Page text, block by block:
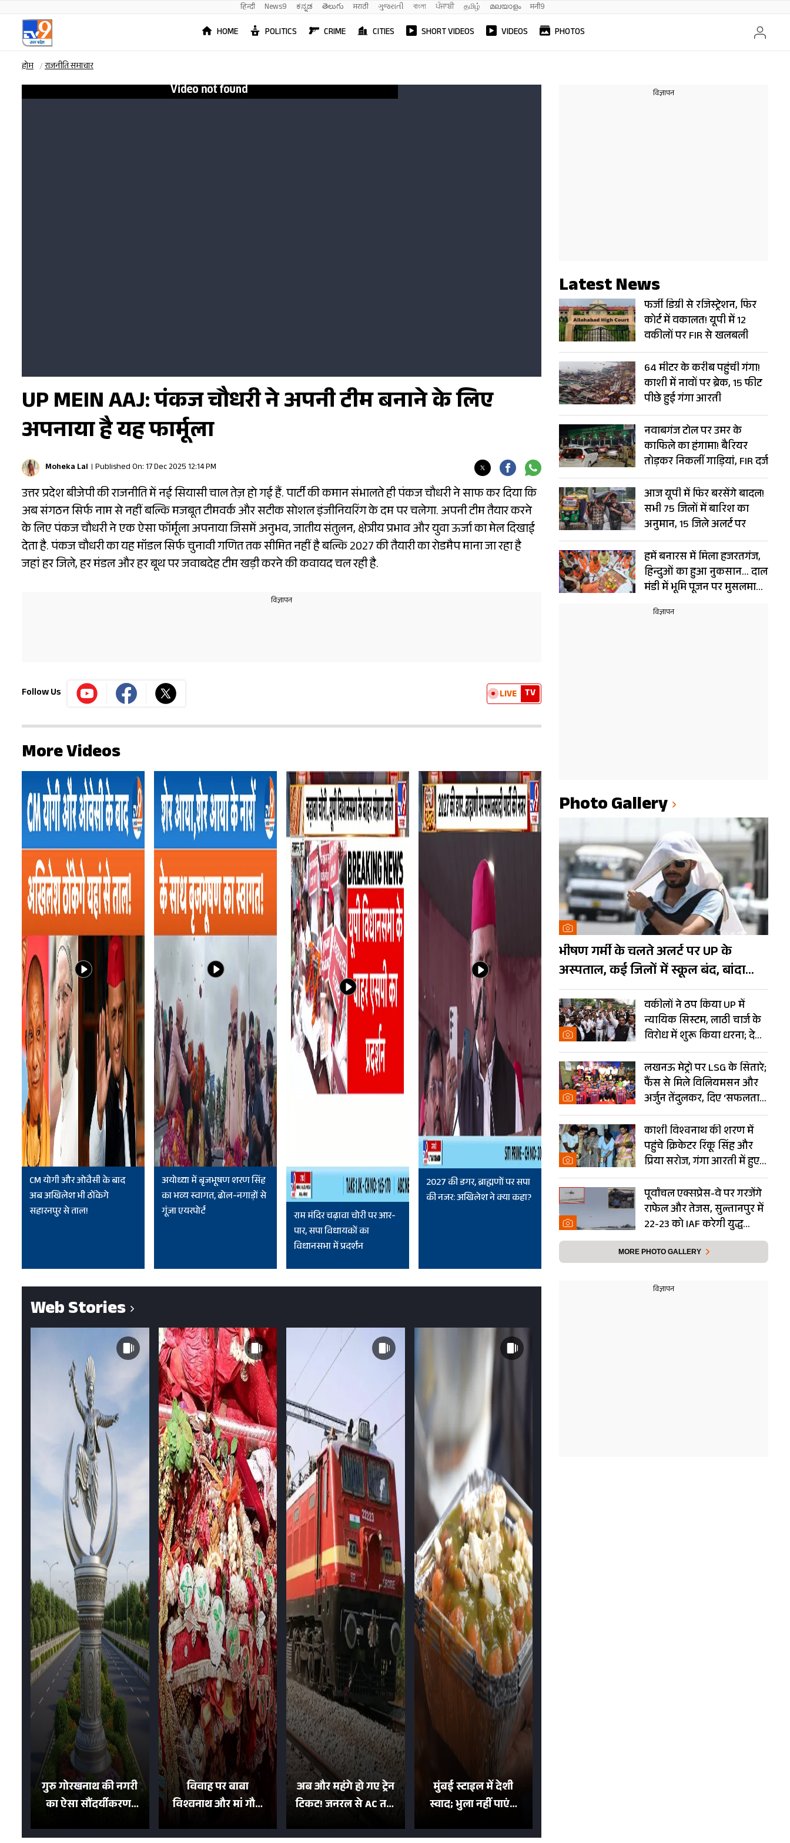
हिन्दी News9 ಕನ್ನಡ తెలుగు मराठी ગુજરાતી বাংলা ਪੰਜਾਬੀ தமிழ் മലയാളം मनी9
HOME POLITICS CRIME CITIES SHORT VIDEOS VIDEOS PHOTOS
होम राजनीति समाचार
UP MEIN AAJ: पंकज चौधरी ने अपनी टीम बनाने के लिए
अपनाया है यह फार्मूला
Moheka Lal Published On: 17 Dec 2025 12:14 PM
उत्तर प्रदेश बीजेपी की राजनीति में नई सियासी चाल तेज़ हो गई हैं. पार्टी की कमान संभालते ही पंकज चौधरी ने साफ कर दिया कि
अब संगठन सिर्फ नाम से नहीं बल्कि मजबूत टीमवर्क और सटीक सोशल इंजीनियरिंग के दम पर चलेगा. अपनी टीम तैयार करने
के लिए पंकज चौधरी ने एक ऐसा फॉर्मूला अपनाया जिसमें अनुभव, जातीय संतुलन, क्षेत्रीय प्रभाव और युवा ऊर्जा का मेल दिखाई
देता है. पंकज चौधरी का यह मॉडल सिर्फ चुनावी गणित तक सीमित नहीं है बल्कि 2027 की तैयारी का रोडमैप माना जा रहा है
जहां हर जिले, हर मंडल और हर बूथ पर जवाबदेह टीम खड़ी करने की कवायद चल रही है.
Follow Us LIVE TV
More Videos
CM योगी और ओवैसी के बाद
अब अखिलेश भी ठोंकेगे
सहारनपुर से ताल!
अयोध्या में बृजभूषण शरण सिंह
का भव्य स्वागत, ढोल-नगाड़ों से
गूंजा एयरपोर्ट
राम मंदिर चढ़ावा चोरी पर आर-
पार, सपा विधायकों का
विधानसभा में प्रदर्शन
2027 की डगर, ब्राह्मणों पर सपा
की नजर: अखिलेश ने क्या कहा?
Web Stories
गुरु गोरखनाथ की नगरी
का ऐसा सौंदर्यीकरण!
विवाह पर बाबा
विश्वनाथ और मां गौरा
अब और महंगे हो गए ट्रेन
टिकट! जनरल से AC तक
मुंबई स्टाइल में देशी
स्वाद; भुला नहीं पाएंगे
Latest News
फर्जी डिग्री से रजिस्ट्रेशन, फिर
कोर्ट में वकालत! यूपी में 12
वकीलों पर FIR से खलबली
64 मीटर के करीब पहुंची गंगा!
काशी में नावों पर ब्रेक, 15 फीट
पीछे हुई गंगा आरती
नवाबगंज टोल पर उमर के
काफिले का हंगामा! बैरियर
तोड़कर निकलीं गाड़ियां, FIR दर्ज
आज यूपी में फिर बरसेंगे बादल!
सभी 75 जिलों में बारिश का
अनुमान, 15 जिले अलर्ट पर
हमें बनारस में मिला हजरतगंज,
हिन्दुओं का हुआ नुकसान… दाल
मंडी में भूमि पूजन पर मुसलमानों
ने पढ़ी दुआख्वानी
Photo Gallery
भीषण गर्मी के चलते अलर्ट पर UP के
अस्पताल, कई जिलों में स्कूल बंद, बांदा
दुनिया का तीसरा सबसे गर्म शहर
वकीलों ने ठप किया UP में
न्यायिक सिस्टम, लाठी चार्ज के
विरोध में शुरू किया धरना; देखें
Photos
लखनऊ मेट्रो पर LSG के सितारे;
फैंस से मिले विलियमसन और
अर्जुन तेंदुलकर, दिए ‘सफलता
के मंत्र’- PHOTOS
काशी विश्वनाथ की शरण में
पहुंचे क्रिकेटर रिंकू सिंह और
प्रिया सरोज, गंगा आरती में हुए
शामिल- Photos
पूर्वांचल एक्सप्रेस-वे पर गरजेंगे
राफेल और तेजस, सुल्तानपुर में
22-23 को IAF करेगी युद्ध
अभ्यास
MORE PHOTO GALLERY